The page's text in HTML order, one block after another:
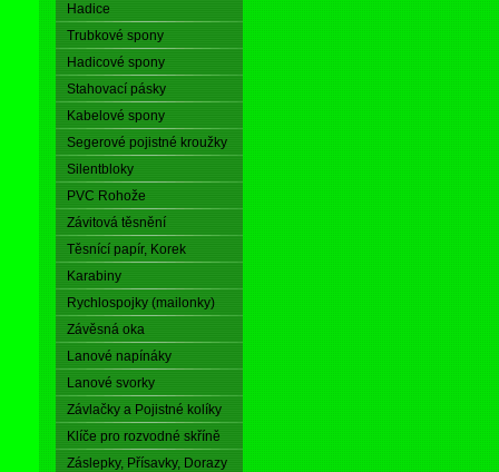
Hadice
Trubkové spony
Hadicové spony
Stahovací pásky
Kabelové spony
Segerové pojistné kroužky
Silentbloky
PVC Rohože
Závitová těsnění
Těsnící papír, Korek
Karabiny
Rychlospojky (mailonky)
Závěsná oka
Lanové napínáky
Lanové svorky
Závlačky a Pojistné kolíky
Klíče pro rozvodné skříně
Záslepky, Přísavky, Dorazy